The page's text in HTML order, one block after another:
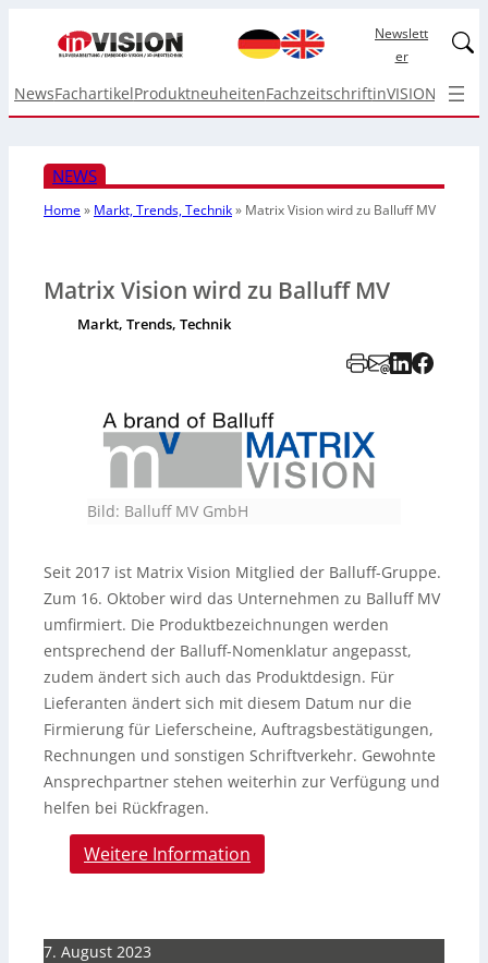
Newslett
er
NewsFachartikelProduktneuheitenFachzeitschriftinVISION Top
NEWS
Home» Markt, Trends, Technik» Matrix Vision wird zu Balluff MV
Matrix Vision wird zu Balluff MV
Markt, Trends, Technik
Bild: Balluff MV GmbH
Seit 2017 ist Matrix Vision Mitglied der Balluff-Gruppe.
Zum 16. Oktober wird das Unternehmen zu Balluff MV
umfirmiert. Die Produktbezeichnungen werden
entsprechend der Balluff-Nomenklatur angepasst,
zudem ändert sich auch das Produktdesign. Für
Lieferanten ändert sich mit diesem Datum nur die
Firmierung für Lieferscheine, Auftragsbestätigungen,
Rechnungen und sonstigen Schriftverkehr. Gewohnte
Ansprechpartner stehen weiterhin zur Verfügung und
helfen bei Rückfragen.
Weitere Information
7. August 2023